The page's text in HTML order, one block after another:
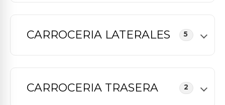
CARROCERIA LATERALES 5
CARROCERIA TRASERA 2